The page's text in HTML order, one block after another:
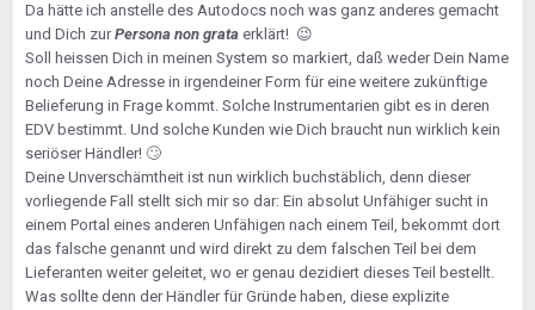
abgeben konnte da die Bestellung nicht mehr
auffindbar war Punkt da man sich im Leben immer mal
zweimal sieht und und nun meine Retourkutsche
kommen wird zwar nicht zu der damaligen Bestellung
das ging ja nicht mehr aber dann eben jetzt bei der
Bestellung auch wenn die Bestellung eben hier nicht
mehr zutreffend ist, soll der eine schlechte Bewertung
per Retourkutsche nun trotzdem erhalten. Wer so
frech ist, hat die Rechnung ohne mich, König
Kunde gemacht...
Da hätte ich anstelle des Autodocs noch was ganz anderes gemacht
und Dich zurPersona non grata erklärt! 😉
Soll heissen Dich in meinen System so markiert, daß weder Dein Name
noch Deine Adresse in irgendeiner Form für eine weitere zukünftige
Belieferung in Frage kommt. Solche Instrumentarien gibt es in deren
EDV bestimmt. Und solche Kunden wie Dich braucht nun wirklich kein
seriöser Händler! 🙄
Deine Unverschämtheit ist nun wirklich buchstäblich, denn dieser
vorliegende Fall stellt sich mir so dar: Ein absolut Unfähiger sucht in
einem Portal eines anderen Unfähigen nach einem Teil, bekommt dort
das falsche genannt und wird direkt zu dem falschen Teil bei dem
Lieferanten weiter geleitet, wo er genau dezidiert dieses Teil bestellt.
Was sollte denn der Händler für Gründe haben, diese explizite